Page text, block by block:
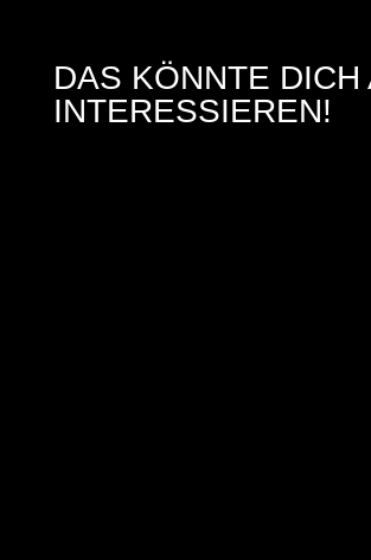
DAS KÖNNTE DICH
INTERESSIEREN!